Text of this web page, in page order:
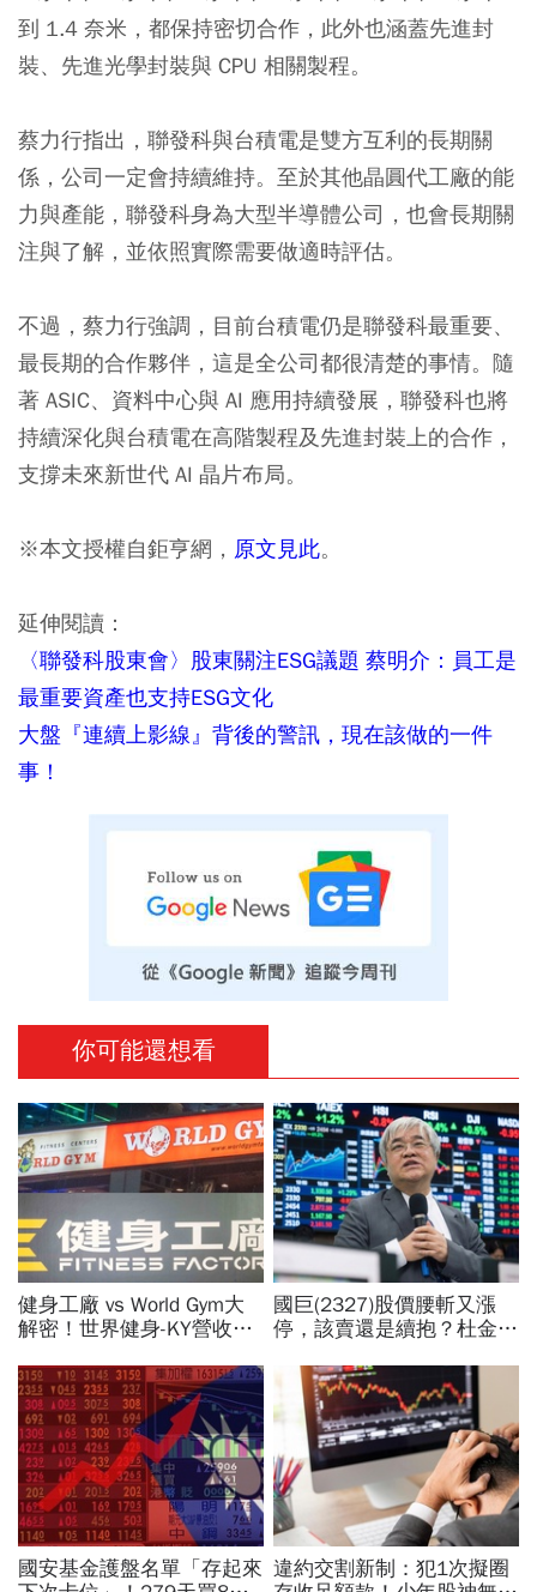
到 1.4 奈米，都保持密切合作，此外也涵蓋先進封
裝、先進光學封裝與 CPU 相關製程。
蔡力行指出，聯發科與台積電是雙方互利的長期關
係，公司一定會持續維持。至於其他晶圓代工廠的能
力與產能，聯發科身為大型半導體公司，也會長期關
注與了解，並依照實際需要做適時評估。
不過，蔡力行強調，目前台積電仍是聯發科最重要、
最長期的合作夥伴，這是全公司都很清楚的事情。隨
著 ASIC、資料中心與 AI 應用持續發展，聯發科也將
持續深化與台積電在高階製程及先進封裝上的合作，
支撐未來新世代 AI 晶片布局。
※本文授權自鉅亨網， 原文見此。
延伸閱讀：
〈聯發科股東會〉股東關注ESG議題 蔡明介：員工是
最重要資產也支持ESG文化
大盤『連續上影線』背後的警訊，現在該做的一件
事！
你可能還想看
健身工廠 vs World Gym大
解密！世界健身-KY營收大
課、會籍…誰才是真正賺錢
金雞母？
國巨(2327)股價腰斬又漲
停，該賣還是續抱？杜金龍
套時間曝光」！群創、南亞
科也點名
國安基金護盤名單「存起來 違約交割新制：犯1次擬圈